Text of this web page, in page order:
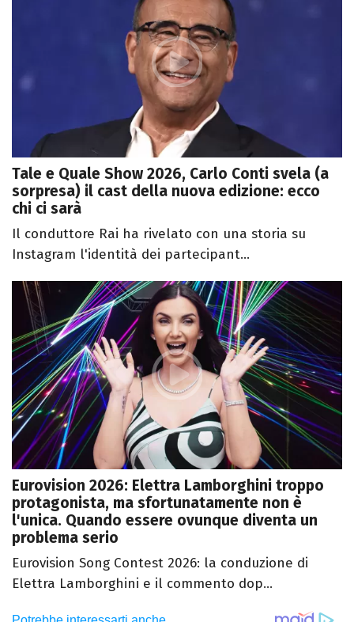
Tale e Quale Show 2026, Carlo Conti svela (a
sorpresa) il cast della nuova edizione: ecco
chi ci sarà
Il conduttore Rai ha rivelato con una storia su
Instagram l'identità dei partecipant...
Eurovision 2026: Elettra Lamborghini troppo
protagonista, ma sfortunatamente non è
l'unica. Quando essere ovunque diventa un
problema serio
Eurovision Song Contest 2026: la conduzione di
Elettra Lamborghini e il commento dop...